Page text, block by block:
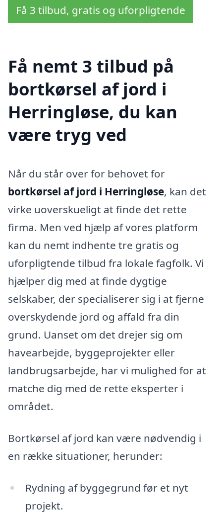
Få 3 tilbud, gratis og uforpligtende
Få nemt 3 tilbud på
bortkørsel af jord i
Herringløse, du kan
være tryg ved
Når du står over for behovet for
bortkørsel af jord i Herringløse, kan det
virke uoverskueligt at finde det rette
firma. Men ved hjælp af vores platform
kan du nemt indhente tre gratis og
uforpligtende tilbud fra lokale fagfolk. Vi
hjælper dig med at finde dygtige
selskaber, der specialiserer sig i at fjerne
overskydende jord og affald fra din
grund. Uanset om det drejer sig om
havearbejde, byggeprojekter eller
landbrugsarbejde, har vi mulighed for at
matche dig med de rette eksperter i
området.
Bortkørsel af jord kan være nødvendig i
en række situationer, herunder:
Rydning af byggegrund før et nyt
projekt.